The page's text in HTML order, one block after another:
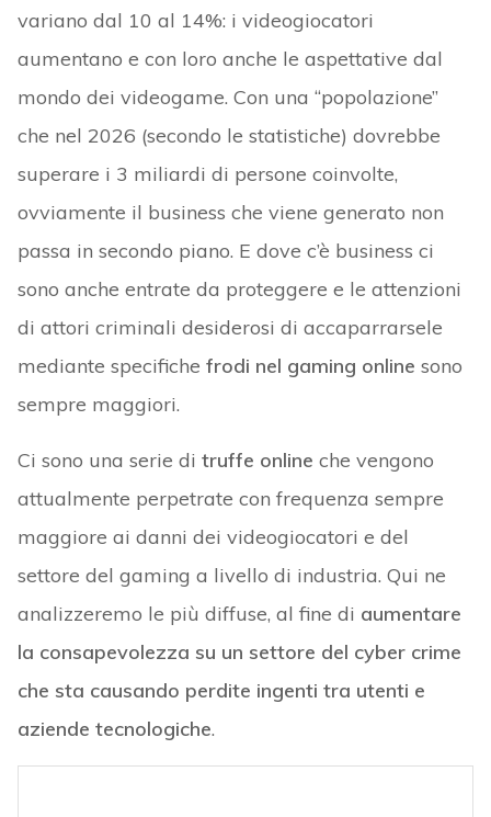
variano dal 10 al 14%: i videogiocatori
aumentano e con loro anche le aspettative dal
mondo dei videogame. Con una “popolazione”
che nel 2026 (secondo le statistiche) dovrebbe
superare i 3 miliardi di persone coinvolte,
ovviamente il business che viene generato non
passa in secondo piano. E dove c’è business ci
sono anche entrate da proteggere e le attenzioni
di attori criminali desiderosi di accaparrarsele
mediante specifiche frodi nel gaming online sono
sempre maggiori.
Ci sono una serie di truffe online che vengono
attualmente perpetrate con frequenza sempre
maggiore ai danni dei videogiocatori e del
settore del gaming a livello di industria. Qui ne
analizzeremo le più diffuse, al fine di aumentare
la consapevolezza su un settore del cyber crime
che sta causando perdite ingenti tra utenti e
aziende tecnologiche.